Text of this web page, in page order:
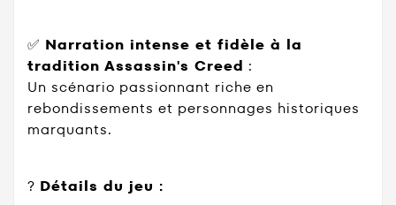
✅ Narration intense et fidèle à la
tradition Assassin's Creed :
Un scénario passionnant riche en
rebondissements et personnages historiques
marquants.
? Détails du jeu :